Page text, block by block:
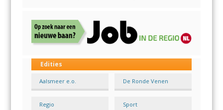
Edities
Aalsmeer e.o. De Ronde Venen
Regio Sport